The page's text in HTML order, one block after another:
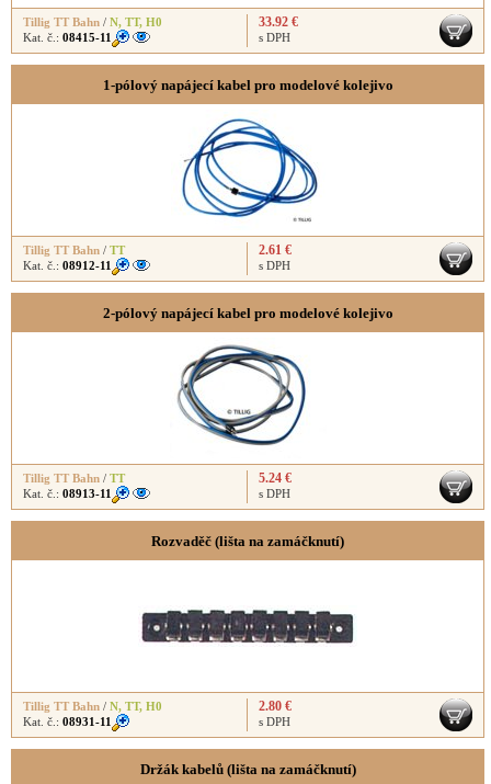
Tillig TT Bahn / N, TT, H0
Kat. č.: 08415-11
33.92 €
s DPH
1-pólový napájecí kabel pro modelové kolejivo
Tillig TT Bahn / TT
Kat. č.: 08912-11
2.61 €
s DPH
2-pólový napájecí kabel pro modelové kolejivo
Tillig TT Bahn / TT
Kat. č.: 08913-11
5.24 €
s DPH
Rozvaděč (lišta na zamáčknutí)
Tillig TT Bahn / N, TT, H0
Kat. č.: 08931-11
2.80 €
s DPH
Držák kabelů (lišta na zamáčknutí)